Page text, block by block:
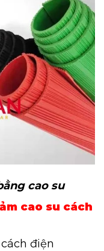
cao su
cao su cách
điện